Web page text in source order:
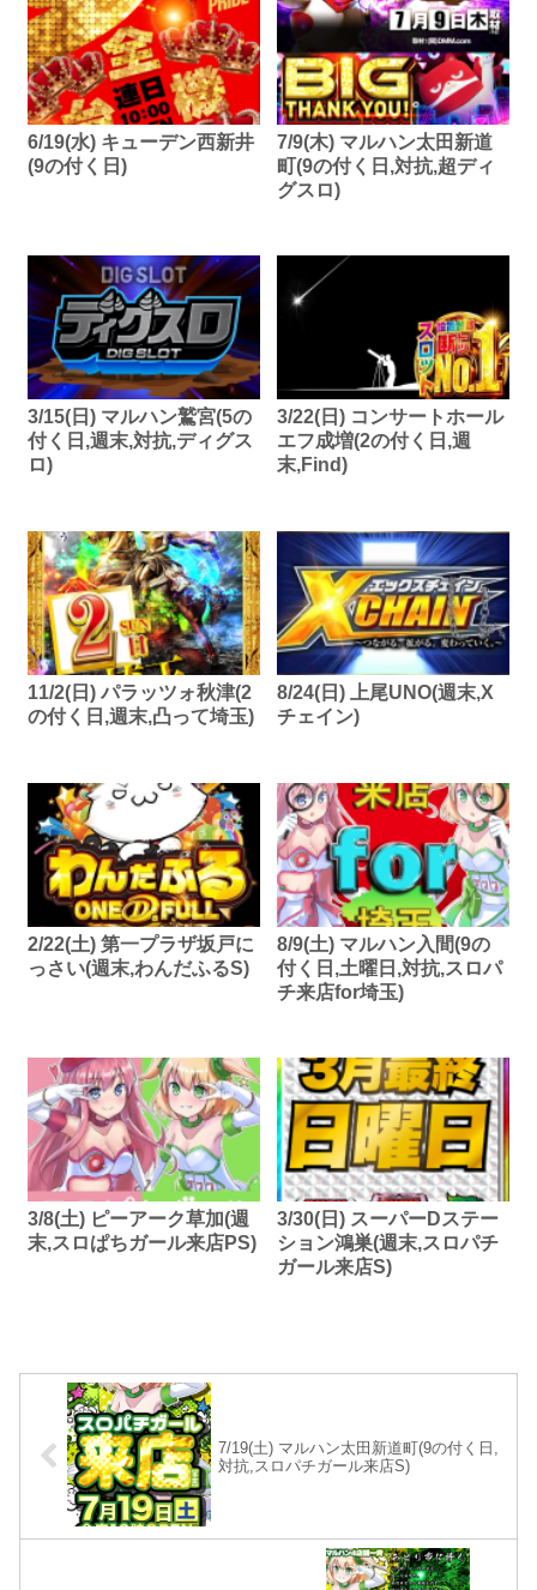
6/19(水) キューデン西新井
(9の付く日)
7/9(木) マルハン太田新道
町(9の付く日,対抗,超ディ
グスロ)
3/15(日) マルハン鷲宮(5の
付く日,週末,対抗,ディグス
ロ)
3/22(日) コンサートホール
エフ成増(2の付く日,週
末,Find)
11/2(日) パラッツォ秋津(2
の付く日,週末,凸って埼玉)
8/24(日) 上尾UNO(週末,X
チェイン)
2/22(土) 第一プラザ坂戸に
っさい(週末,わんだふるS)
8/9(土) マルハン入間(9の
付く日,土曜日,対抗,スロパ
チ来店for埼玉)
3/8(土) ピーアーク草加(週
末,スロぱちガール来店PS)
3/30(日) スーパーDステー
ション鴻巣(週末,スロパチ
ガール来店S)
7/19(土) マルハン太田新道町(9の付く日,
対抗,スロパチガール来店S)